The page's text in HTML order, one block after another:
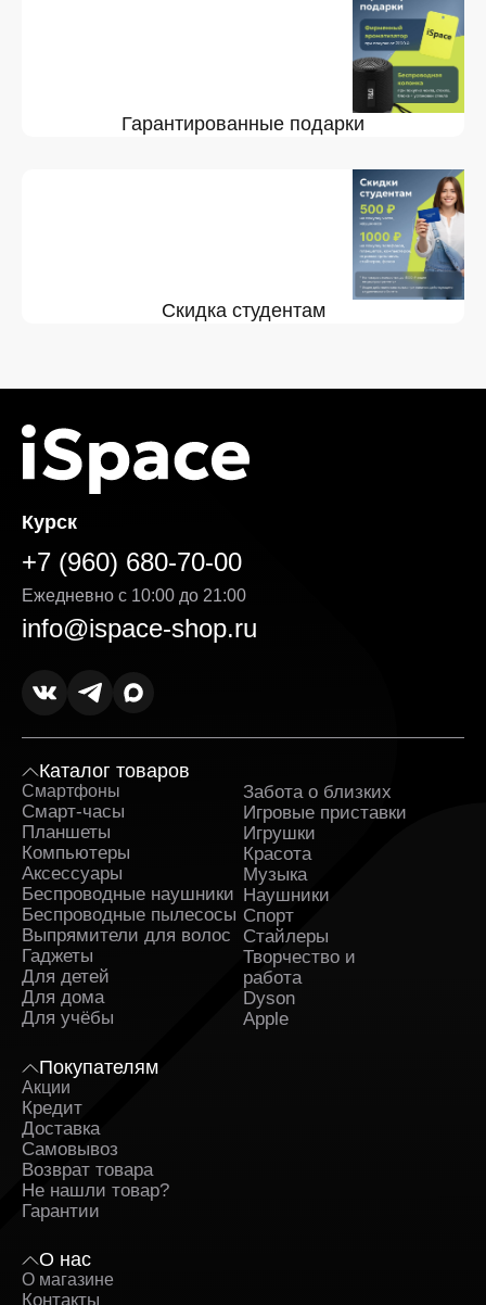
Гарантированные подарки
Скидка студентам
Курск
+7 (960) 680-70-00
Ежедневно с 10:00 до 21:00
info@ispace-shop.ru
Каталог товаров
Смартфоны
Смарт-часы
Планшеты
Компьютеры
Аксессуары
Беспроводные наушники
Беспроводные пылесосы
Выпрямители для волос
Гаджеты
Для детей
Для дома
Для учёбы
Забота о близких
Игровые приставки
Игрушки
Красота
Музыка
Наушники
Спорт
Стайлеры
Творчество и
работа
Dyson
Apple
Покупателям
Акции
Кредит
Доставка
Самовывоз
Возврат товара
Не нашли товар?
Гарантии
О нас
О магазине
Контакты